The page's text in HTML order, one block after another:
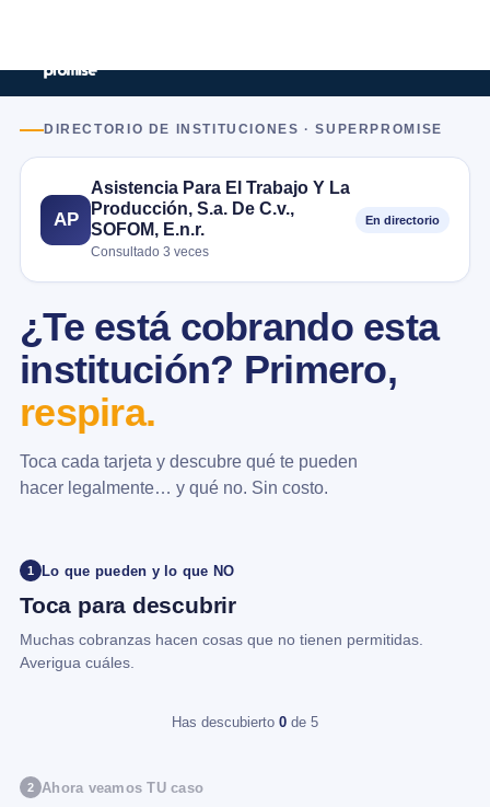
DIRECTORIO DE INSTITUCIONES · SUPERPROMISE
AP
Asistencia Para El Trabajo Y La
Producción, S.a. De C.v.,
SOFOM, E.n.r.
Consultado 3 veces
En directorio
¿Te está cobrando esta
institución? Primero,
respira.
Toca cada tarjeta y descubre qué te pueden
hacer legalmente… y qué no. Sin costo.
1 Lo que pueden y lo que NO
Toca para descubrir
Muchas cobranzas hacen cosas que no tienen permitidas.
Averigua cuáles.
Has descubierto 0 de 5
2 Ahora veamos TU caso